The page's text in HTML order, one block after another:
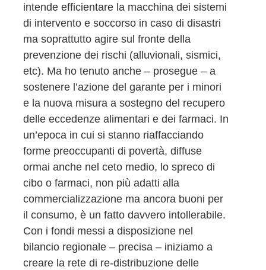
intende efficientare la macchina dei sistemi
di intervento e soccorso in caso di disastri
ma soprattutto agire sul fronte della
prevenzione dei rischi (alluvionali, sismici,
etc). Ma ho tenuto anche – prosegue – a
sostenere l’azione del garante per i minori
e la nuova misura a sostegno del recupero
delle eccedenze alimentari e dei farmaci. In
un’epoca in cui si stanno riaffacciando
forme preoccupanti di povertà, diffuse
ormai anche nel ceto medio, lo spreco di
cibo o farmaci, non più adatti alla
commercializzazione ma ancora buoni per
il consumo, è un fatto davvero intollerabile.
Con i fondi messi a disposizione nel
bilancio regionale – precisa – iniziamo a
creare la rete di re-distribuzione delle